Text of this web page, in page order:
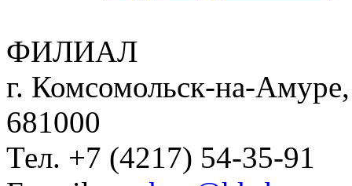
ФИЛИАЛ
г. Комсомольск-на-
681000
Тел. +7 (4217) 54-35-91